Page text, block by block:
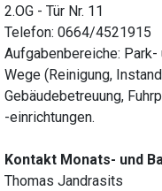
2.OG - Tür Nr. 11
Telefon: 0664/4521915
Aufgabenbereiche: Park-
Wege (Reinigung,
Gebäudebetreuung,
-einrichtungen.
Kontakt Monats- und
Thomas Jandrasits